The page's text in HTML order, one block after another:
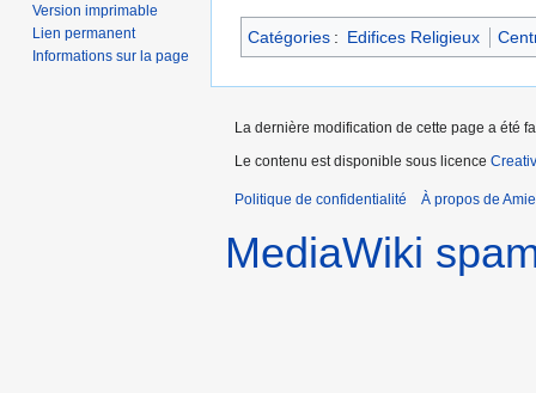
Catégories : Edifices Religieux
Version imprimable
Lien permanent
Informations sur la page
La dernière modification de cette page a été
Le contenu est disponible sous licence
Politique de confidentialité À propos de
MediaWiki